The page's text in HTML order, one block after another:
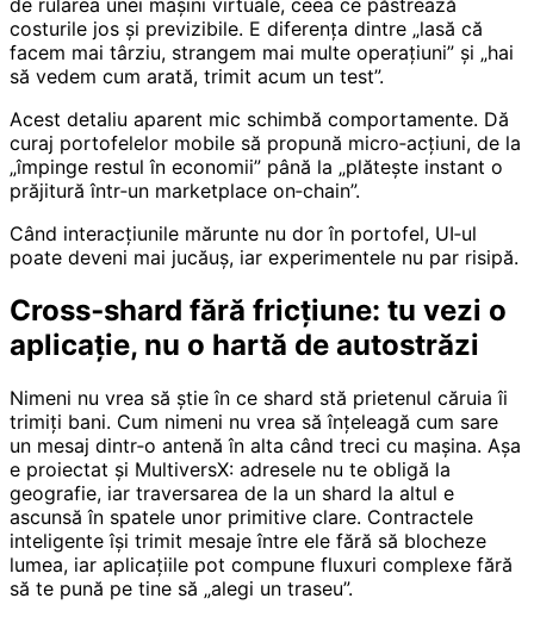
de rularea unei mașini virtuale, ceea ce păstrează
costurile jos și previzibile. E diferența dintre „lasă că
facem mai târziu, strangem mai multe operațiuni” și „hai
să vedem cum arată, trimit acum un test”.
Acest detaliu aparent mic schimbă comportamente. Dă
curaj portofelelor mobile să propună micro‑acțiuni, de la
„împinge restul în economii” până la „plătește instant o
prăjitură într‑un marketplace on‑chain”.
Când interacțiunile mărunte nu dor în portofel, UI‑ul
poate deveni mai jucăuș, iar experimentele nu par risipă.
Cross‑shard fără fricțiune: tu vezi o
aplicație, nu o hartă de autostrăzi
Nimeni nu vrea să știe în ce shard stă prietenul căruia îi
trimiți bani. Cum nimeni nu vrea să înțeleagă cum sare
un mesaj dintr‑o antenă în alta când treci cu mașina. Așa
e proiectat și MultiversX: adresele nu te obligă la
geografie, iar traversarea de la un shard la altul e
ascunsă în spatele unor primitive clare. Contractele
inteligente își trimit mesaje între ele fără să blocheze
lumea, iar aplicațiile pot compune fluxuri complexe fără
să te pună pe tine să „alegi un traseu”.